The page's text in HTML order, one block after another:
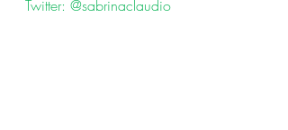
Twitter: @sabrinaclaudio